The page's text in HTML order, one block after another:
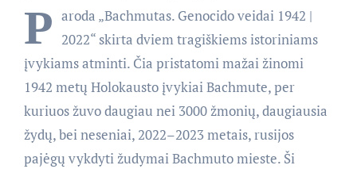
P aroda „Bachmutas. Genocido veidai 1942 |
2022“ skirta dviem tragiškiems istoriniams
įvykiams atminti. Čia pristatomi mažai žinomi
1942 metų Holokausto įvykiai Bachmute, per
kuriuos žuvo daugiau nei 3000 žmonių, daugiausia
žydų, bei neseniai, 2022–2023 metais, rusijos
pajėgų vykdyti žudymai Bachmuto mieste. Ši